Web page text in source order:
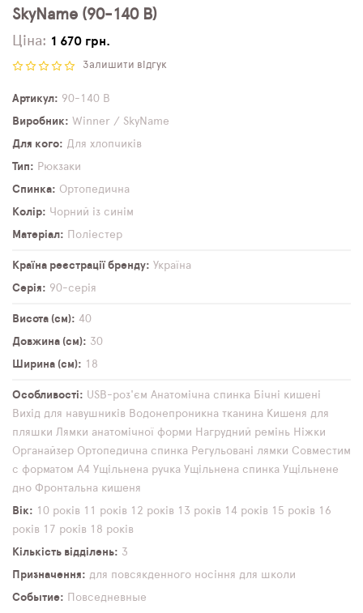
SkyName (90-140 B)
Ціна: 1 670 грн.
Залишити відгук
Артикул
90-140 B
Виробник
Winner / SkyName
Для кого
Для хлопчиків
Тип
Рюкзаки
Спинка
Ортопедична
Колір
Чорний із синім
Матеріал
Поліестер
Країна реєстрації бренду
Україна
Серія
90-серія
Висота (см)
40
Довжина (см)
30
Ширина (см)
18
Особливості USB-роз'єм Анатомічна спинка Бічні кишені
Вихід для навушників Водонепроникна тканина Кишеня для
пляшки Лямки анатомічної форми Нагрудний ремінь Ніжки
Органайзер Ортопедична спинка Регульовані лямки Совместим
с форматом А4 Ущільнена ручка Ущільнена спинка Ущільнене
дно Фронтальна кишеня
Вік
10 років 11 років 12 років 13 років 14 років 15 років 16
років 17 років 18 років
Кількість відділень
3
Призначення
для повсякденного носіння для школи
Событие
Повседневные